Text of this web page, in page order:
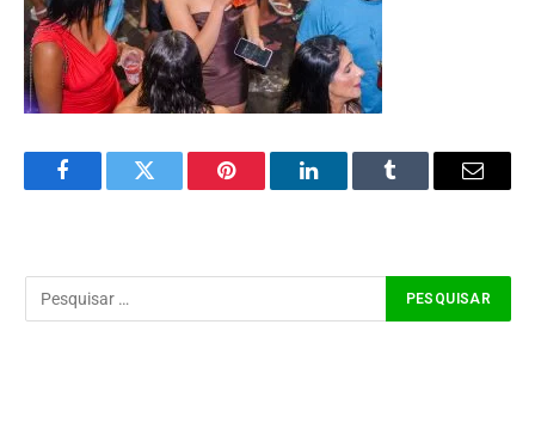
FacebookTwitter Pinterest LinkedInTumblr Email